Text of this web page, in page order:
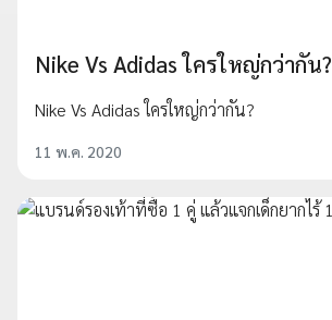
Nike Vs Adidas ใครใหญ่กว่ากัน?
Nike Vs Adidas ใครใหญ่กว่ากัน?
11 พ.ค. 2020